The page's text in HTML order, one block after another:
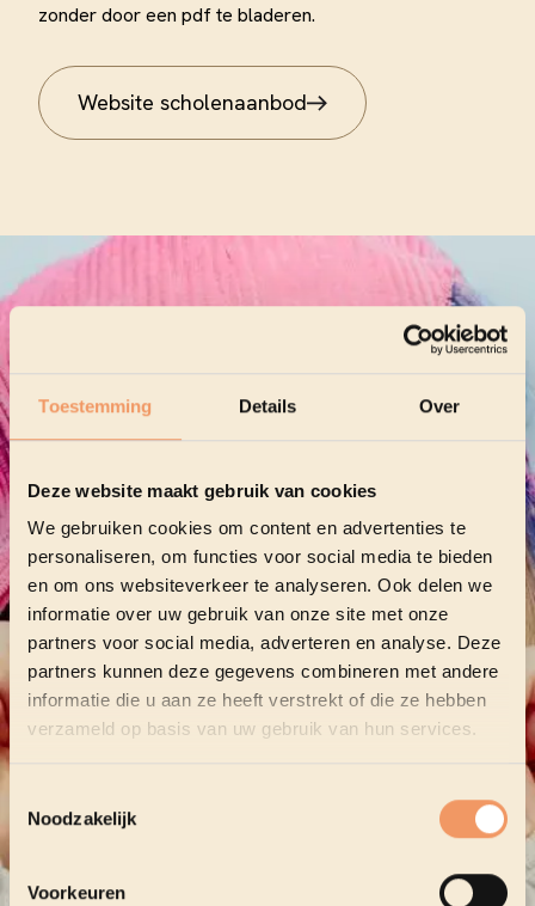
Toestemming Details Over
Deze website maakt gebruik van cookies
We gebruiken cookies om content en advertenties te
personaliseren, om functies voor social media te bieden
en om ons websiteverkeer te analyseren. Ook delen we
informatie over uw gebruik van onze site met onze
partners voor social media, adverteren en analyse. Deze
partners kunnen deze gegevens combineren met andere
informatie die u aan ze heeft verstrekt of die ze hebben
verzameld op basis van uw gebruik van hun services.
Noodzakelijk
Voorkeuren
zonder door een pdf te bladeren.
Website scholenaanbod